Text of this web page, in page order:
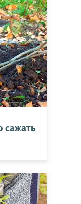
сажать